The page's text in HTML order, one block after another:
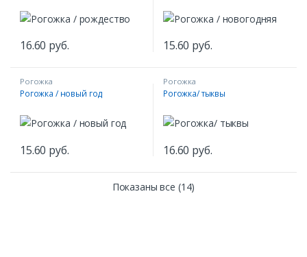
16.60 руб. 15.60 руб.
Рогожка
Рогожка / новый год
15.60 руб.
Рогожка
Рогожка/ тыквы
16.60 руб.
Показаны все (14)